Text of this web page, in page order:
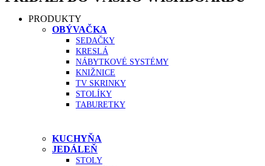
PRODUKTY
OBÝVAČKA
SEDAČKY
KRESLÁ
NÁBYTKOVÉ SYSTÉMY
KNIŽNICE
TV SKRINKY
STOLÍKY
TABURETKY
KUCHYŇA
JEDÁLEŇ
STOLY